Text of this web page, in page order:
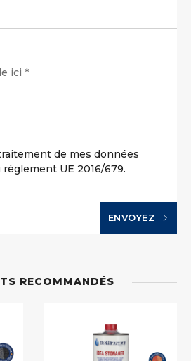
de mes données
UE 2016/679.
ENVOYEZ
RECOMMANDÉS